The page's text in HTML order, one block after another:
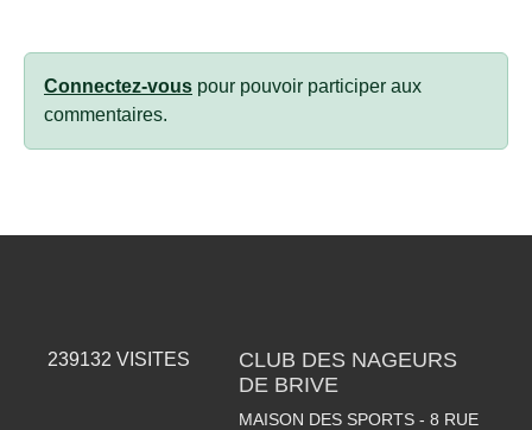
Connectez-vous pour pouvoir participer aux
commentaires.
239132 VISITES
CLUB DES NAGEURS
DE BRIVE
MAISON DES SPORTS - 8 RUE